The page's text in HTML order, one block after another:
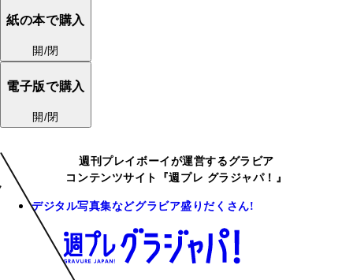
紙の本で購入
開/閉
電子版で購入
開/閉
週刊プレイボーイが運営するグラビア
コンテンツサイト『週プレ グラジャパ！』
デジタル写真集などグラビア盛りだくさん!